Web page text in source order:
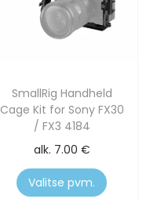
SmallRig Handheld
Cage Kit for Sony FX30
/ FX3 4184
alk. 7.00 €
Valitse pvm.